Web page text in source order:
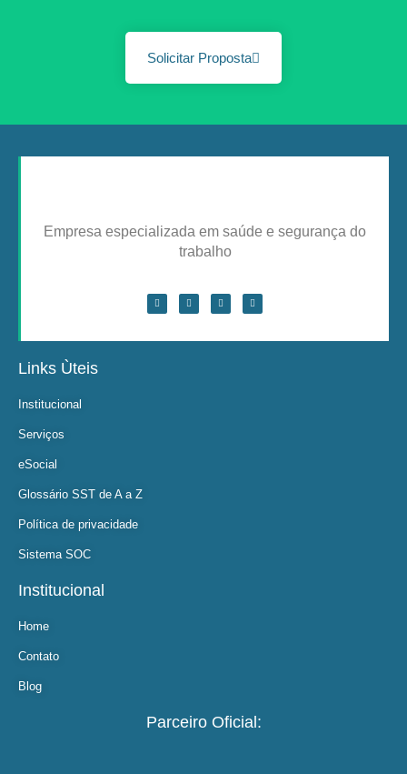
Solicitar Proposta
Empresa especializada em saúde e segurança do
trabalho
Links Ùteis
Institucional
Serviços
eSocial
Glossário SST de A a Z
Política de privacidade
Sistema SOC
Institucional
Home
Contato
Blog
Parceiro Oficial: